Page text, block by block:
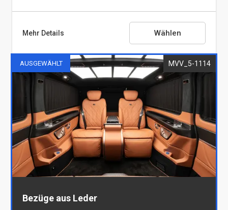
Kissen für die Kopfstütze
Mehr Details Wählen
AUSGEWÄHLT MVV_5-1114
Bezüge aus Leder